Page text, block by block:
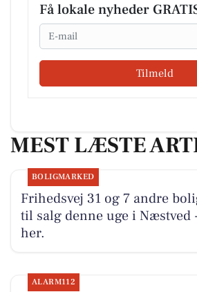
Få lokale nyheder
Email
Tilmeld
MEST LÆSTE
BOLIGMARKED
Frihedsvej 31 og 7 andre
til salg denne uge i Næstved
her.
ALARM112